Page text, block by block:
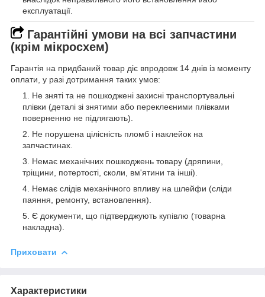
експлуатації.
Гарантійні умови на всі запчастини
(крім мікросхем)
Гарантія на придбаний товар діє впродовж 14 днів із моменту
оплати, у разі дотримання таких умов:
Не зняті та не пошкоджені захисні транспортувальні
плівки (деталі зі знятими або переклеєними плівками
поверненню не підлягають).
Не порушена цілісність пломб і наклейок на
запчастинах.
Немає механічних пошкоджень товару (дряпини,
тріщини, потертості, сколи, вм'ятини та інші).
Немає слідів механічного впливу на шлейфи (сліди
паяння, ремонту, встановлення).
Є документи, що підтверджують купівлю (товарна
накладна).
Приховати
Характеристики